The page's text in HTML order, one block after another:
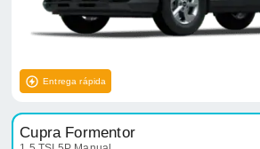
Entrega rápida
Cupra Formentor